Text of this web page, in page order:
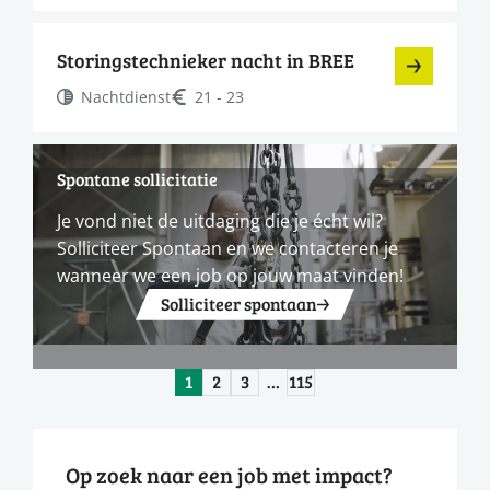
Storingstechnieker nacht in BREE
Nachtdienst 21 - 23
Spontane sollicitatie
Je vond niet de uitdaging die je écht wil?
Solliciteer Spontaan en we contacteren je
wanneer we een job op jouw maat vinden!
Solliciteer spontaan
1 2 3 … 115
Op zoek naar een job met impact?